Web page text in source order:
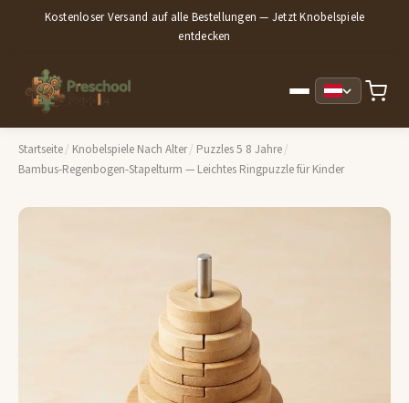
Kostenloser Versand auf alle Bestellungen — Jetzt Knobelspiele
entdecken
Startseite/ Knobelspiele Nach Alter/ Puzzles 5 8 Jahre/
Bambus-Regenbogen-Stapelturm — Leichtes Ringpuzzle für Kinder